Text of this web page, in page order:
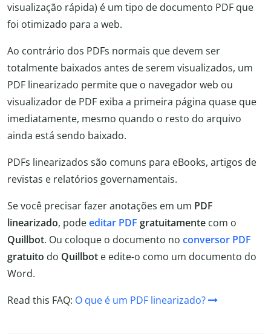
visualização rápida) é um tipo de documento PDF que
foi otimizado para a web.
Ao contrário dos PDFs normais que devem ser
totalmente baixados antes de serem visualizados, um
PDF linearizado permite que o navegador web ou
visualizador de PDF exiba a primeira página quase que
imediatamente, mesmo quando o resto do arquivo
ainda está sendo baixado.
PDFs linearizados são comuns para eBooks, artigos de
revistas e relatórios governamentais.
Se você precisar fazer anotações em um PDF
linearizado, podeeditar PDF gratuitamente com o
Quillbot. Ou coloque o documento no conversor PDF
gratuito do Quillbot e edite-o como um documento do
Word.
Read this FAQ: O que é um PDF linearizado?